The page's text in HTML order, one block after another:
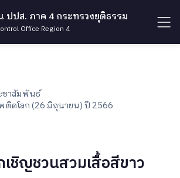
ปปส. ภาค 4 กระทรวงยุติธรรม
Office Region 4
ชาสัมพันธ์
ติดโลก (26 มิถุนายน) ปี 2566
ชิญชวนสวมเสื้อสีขาว